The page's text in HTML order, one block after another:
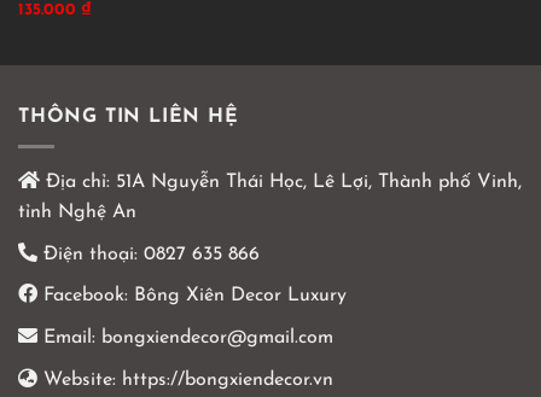
135.000 ₫
THÔNG TIN LIÊN HỆ
Địa chỉ: 51A Nguyễn Thái Học, Lê Lợi, Thành phố Vinh,
tỉnh Nghệ An
Điện thoại: 0827 635 866
Facebook: Bông Xiên Decor Luxury
Email: bongxiendecor@gmail.com
Website: https://bongxiendecor.vn